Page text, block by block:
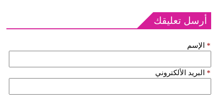
أرسل تعليقك
الإسم *
البريد الألكتروني *